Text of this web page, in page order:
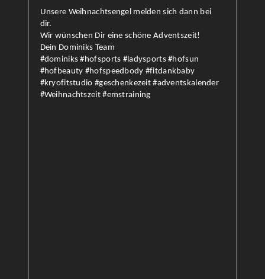
Unsere Weihnachtsengel melden sich dann bei
dir.
Wir wünschen Dir eine schöne Adventszeit!
Dein Dominiks Team
#dominiks #hofsports #ladysports #hofsun
#hofbeauty #hofspeedbody #fitdankbaby
#kryofitstudio #geschenkezeit #adventskalender
#Weihnachtszeit #emstraining